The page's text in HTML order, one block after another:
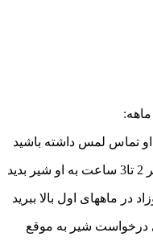
تماس لمس داشته باشید
ماههای اول بالا ببرید
شیر به موقع